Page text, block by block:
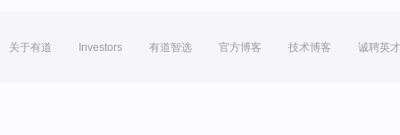
关于有道 Investors 有道智选 官方博客 技术博客 诚聘英才